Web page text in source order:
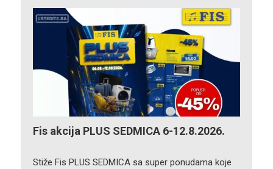
Fis akcija PLUS SEDMICA 6-12.8.2026.
Stiže Fis PLUS SEDMICA sa super ponudama koje